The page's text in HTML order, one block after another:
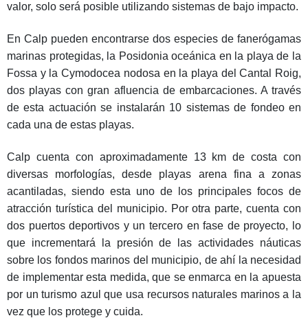
valor, solo será posible utilizando sistemas de bajo impacto.
En Calp pueden encontrarse dos especies de fanerógamas
marinas protegidas, la Posidonia oceánica en la playa de la
Fossa y la Cymodocea nodosa en la playa del Cantal Roig,
dos playas con gran afluencia de embarcaciones. A través
de esta actuación se instalarán 10 sistemas de fondeo en
cada una de estas playas.
Calp cuenta con aproximadamente 13 km de costa con
diversas morfologías, desde playas arena fina a zonas
acantiladas, siendo esta uno de los principales focos de
atracción turística del municipio. Por otra parte, cuenta con
dos puertos deportivos y un tercero en fase de proyecto, lo
que incrementará la presión de las actividades náuticas
sobre los fondos marinos del municipio, de ahí la necesidad
de implementar esta medida, que se enmarca en la apuesta
por un turismo azul que usa recursos naturales marinos a la
vez que los protege y cuida.